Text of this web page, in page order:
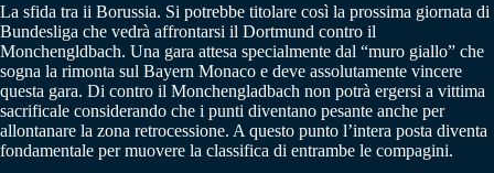
La sfida tra ii Borussia. Si potrebbe titolare così la prossima giornata di
Bundesliga che vedrà affrontarsi il Dortmund contro il
Monchengldbach. Una gara attesa specialmente dal “muro giallo” che
sogna la rimonta sul Bayern Monaco e deve assolutamente vincere
questa gara. Di contro il Monchengladbach non potrà ergersi a vittima
sacrificale considerando che i punti diventano pesante anche per
allontanare la zona retrocessione. A questo punto l’intera posta diventa
fondamentale per muovere la classifica di entrambe le compagini.